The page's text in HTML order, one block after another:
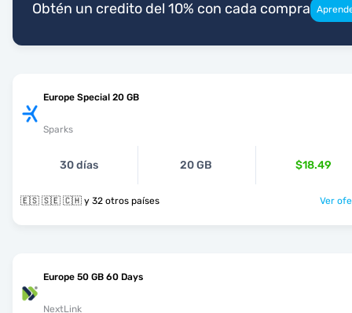
Obtén un credito del 10% con cada compra
Europe Special 20 GB
Sparks
30 días 20 GB $18.49
🇪🇸 🇸🇪 🇨🇭 y 32 otros países Ver
Europe 50 GB 60 Days
NextLink